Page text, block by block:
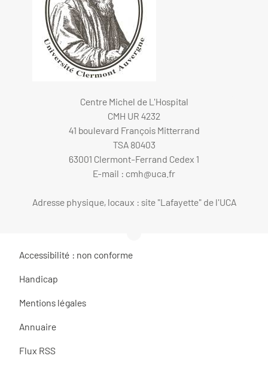
Centre Michel de L'Hospital
CMH UR 4232
41 boulevard François Mitterrand
TSA 80403
63001 Clermont-Ferrand Cedex 1
E-mail : cmh@uca.fr
Adresse physique, locaux : site "Lafayette" de l'UCA
Accessibilité : non conforme
Handicap
Mentions légales
Annuaire
Flux RSS